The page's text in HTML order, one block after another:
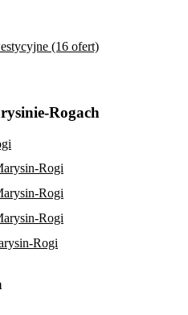
(16 ofert)
Rogach
Rogi
Rogi
Rogi
Rogi